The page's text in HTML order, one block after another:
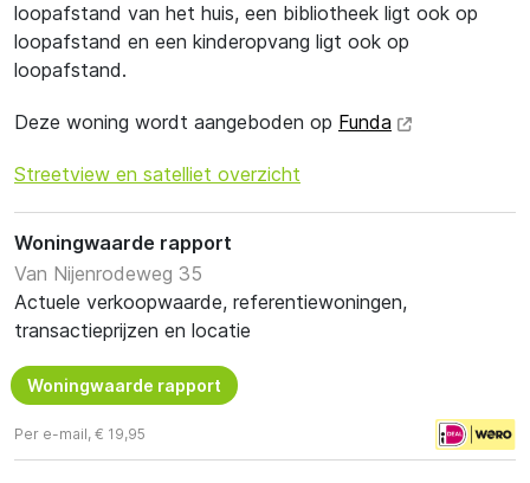
loopafstand van het huis, een bibliotheek ligt ook op
loopafstand en een kinderopvang ligt ook op
loopafstand.
Deze woning wordt aangeboden op Funda
Streetview en satelliet overzicht
Woningwaarde rapport
Van Nijenrodeweg 35
Actuele verkoopwaarde, referentiewoningen,
transactieprijzen en locatie
Woningwaarde rapport
Per e-mail, € 19,95